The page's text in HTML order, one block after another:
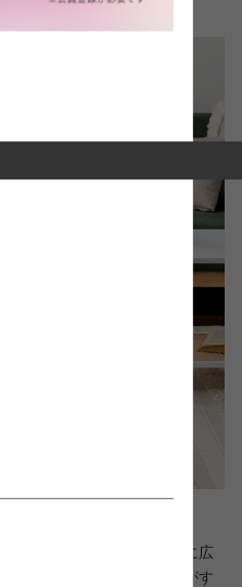
、光や視線を遮らず空間に広
少ないため、お部屋全体がす